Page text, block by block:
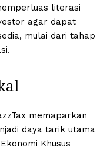
literasi
agar dapat
mulai dari tahap
memaparkan
daya tarik utama
Khusus